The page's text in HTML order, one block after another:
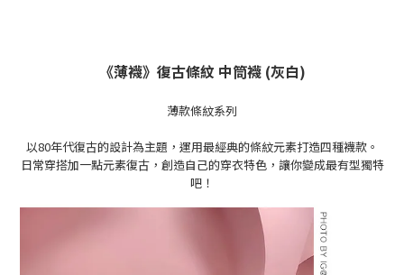
《薄襪》復古條紋 中筒襪 (灰白)
薄款條紋系列
以80年代復古的設計為主題，運用最經典的條紋元素打造四種襪款。
日常穿搭加一點元素復古，創造自己的穿衣特色，讓你變成最有型獨特
吧！